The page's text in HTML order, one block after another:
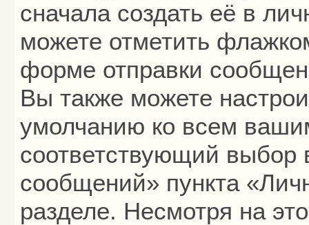
сначала создать её в
можете отметить
форме отправки
Вы также можете
умолчанию ко всем
соответствующий выбор
сообщений» пункта
разделе. Несмотря на